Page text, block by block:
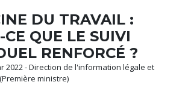
DU TRAVAIL :
CE QUE LE SUIVI
RENFORCÉ ?
2022 - Direction de l'information légale et
ministre)